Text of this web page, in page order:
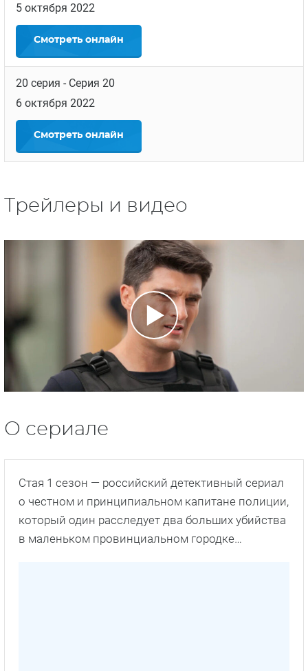
5 октября 2022
Смотреть онлайн
20 серия - Серия 20
6 октября 2022
Смотреть онлайн
Трейлеры и видео
О сериале
Стая 1 сезон — российский детективный сериал
о честном и принципиальном капитане полиции,
который один расследует два больших убийства
в маленьком провинциальном городке…